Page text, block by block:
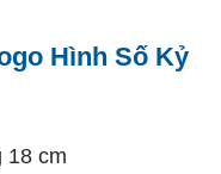
Hình Số Kỷ
18 cm